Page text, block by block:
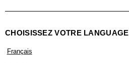
CHOISISSEZ VOTRE LANGUAGE
Français